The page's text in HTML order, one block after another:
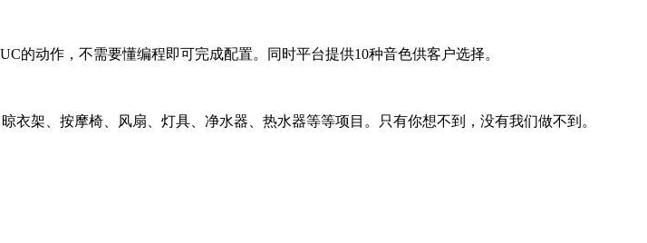
动作，不需要懂编程即可完成配置。同时平台提供10种音色供客户选择。
架、按摩椅、风扇、灯具、净水器、热水器等等项目。只有你想不到，没有我们做不到。